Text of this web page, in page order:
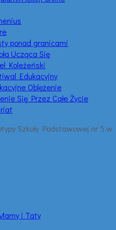
ponad granicami
Ucząca Się
Koleżeński
Edukacyjny
Oblężenie
Się Przez Całe Życie
i Taty